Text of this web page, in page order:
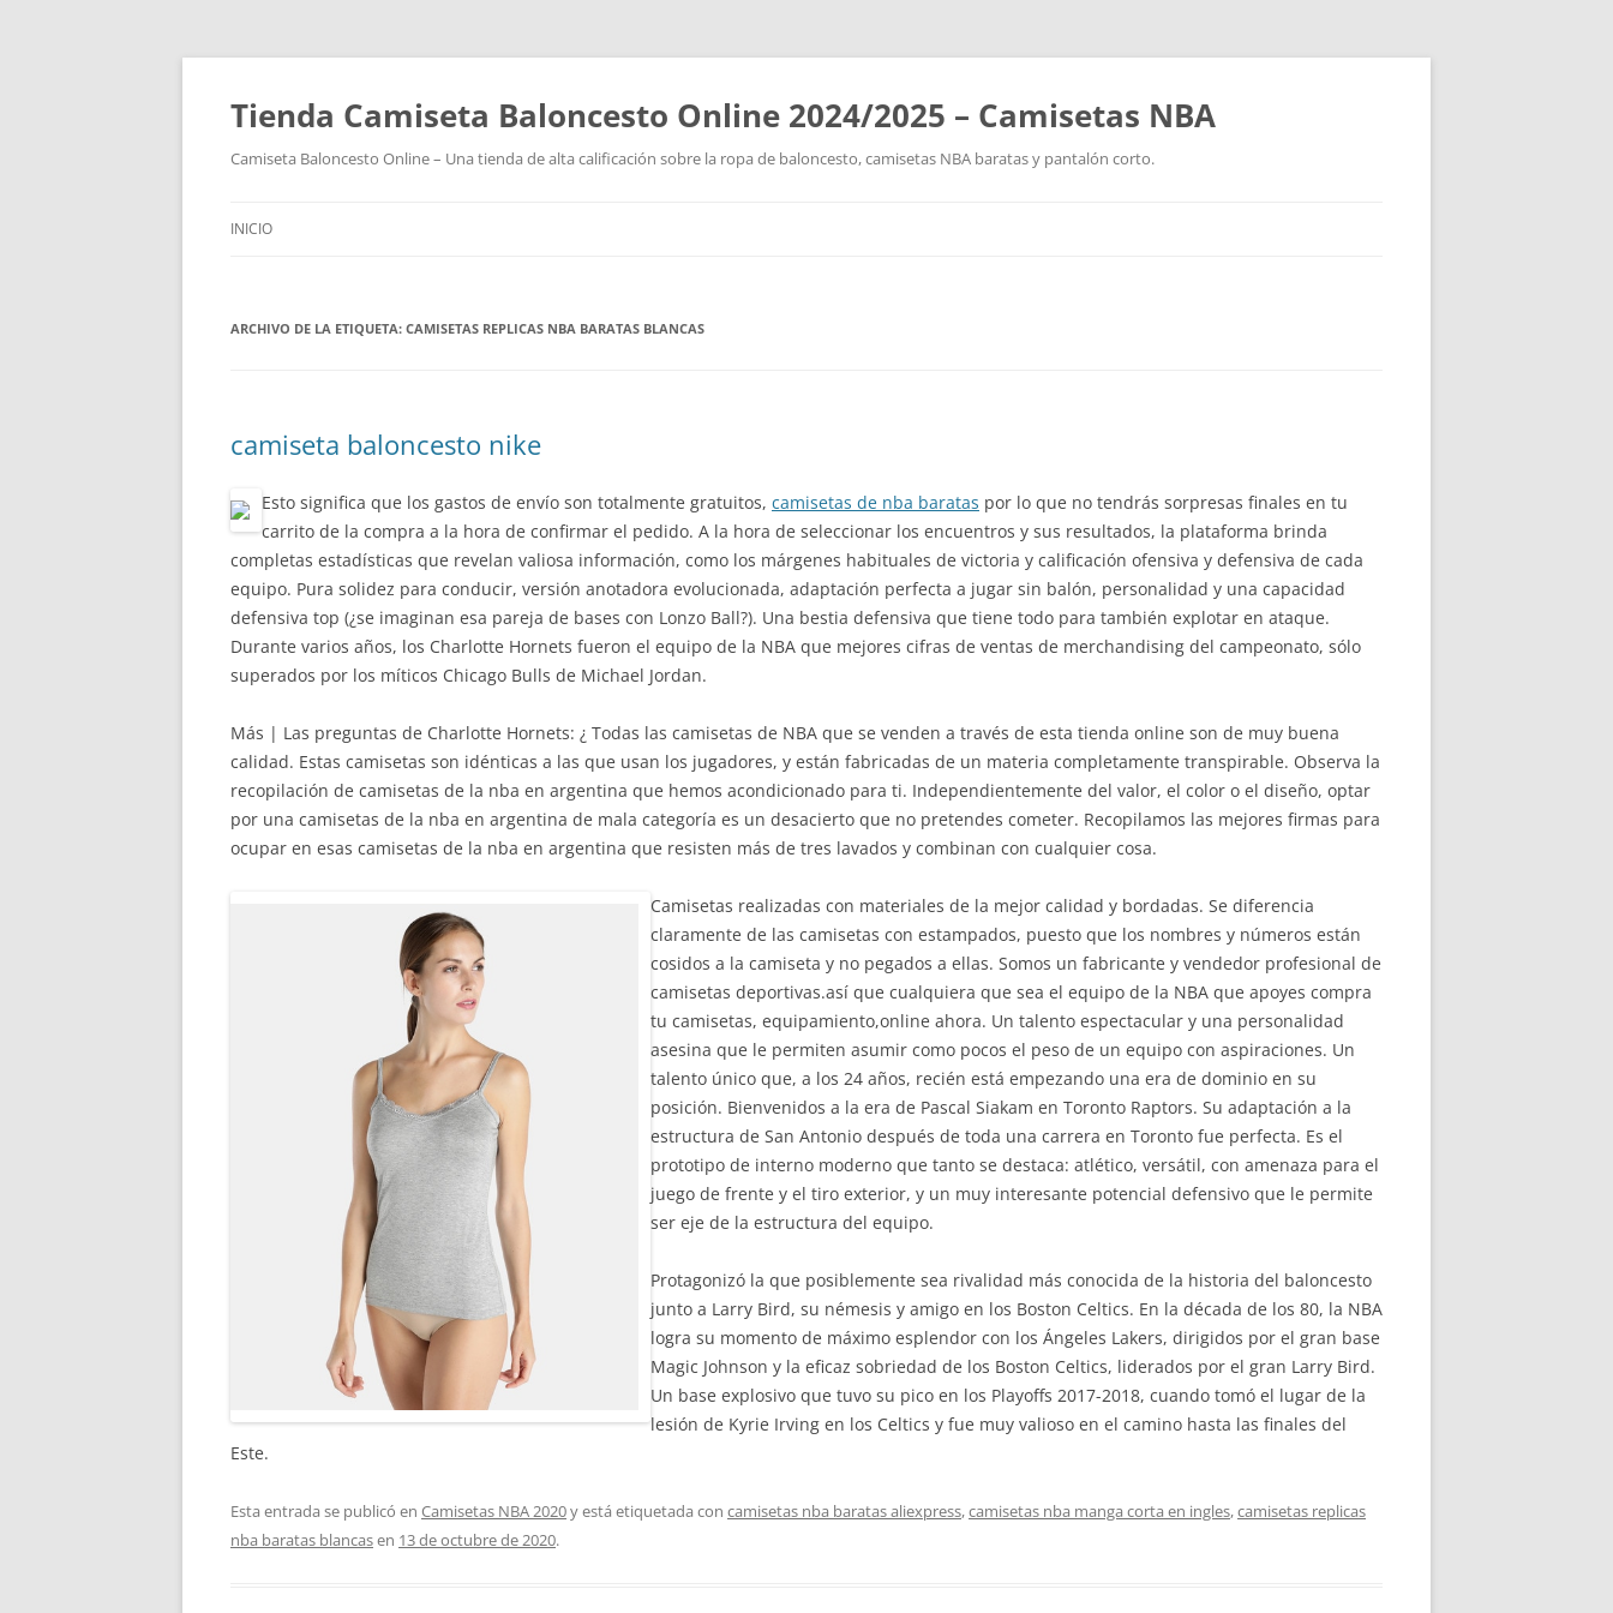
Tienda Camiseta Baloncesto Online 2024/2025 – Camisetas NBA
Camiseta Baloncesto Online – Una tienda de alta calificación sobre la ropa de baloncesto, camisetas NBA baratas y pantalón corto.
INICIO
ARCHIVO DE LA ETIQUETA: CAMISETAS REPLICAS NBA BARATAS BLANCAS
camiseta baloncesto nike
Esto significa que los gastos de envío son totalmente gratuitos, camisetas de nba baratas por lo que no tendrás sorpresas finales en tu
carrito de la compra a la hora de confirmar el pedido. A la hora de seleccionar los encuentros y sus resultados, la plataforma brinda
completas estadísticas que revelan valiosa información, como los márgenes habituales de victoria y calificación ofensiva y defensiva de cada
equipo. Pura solidez para conducir, versión anotadora evolucionada, adaptación perfecta a jugar sin balón, personalidad y una capacidad
defensiva top (¿se imaginan esa pareja de bases con Lonzo Ball?). Una bestia defensiva que tiene todo para también explotar en ataque.
Durante varios años, los Charlotte Hornets fueron el equipo de la NBA que mejores cifras de ventas de merchandising del campeonato, sólo
superados por los míticos Chicago Bulls de Michael Jordan.
Más | Las preguntas de Charlotte Hornets: ¿ Todas las camisetas de NBA que se venden a través de esta tienda online son de muy buena
calidad. Estas camisetas son idénticas a las que usan los jugadores, y están fabricadas de un materia completamente transpirable. Observa la
recopilación de camisetas de la nba en argentina que hemos acondicionado para ti. Independientemente del valor, el color o el diseño, optar
por una camisetas de la nba en argentina de mala categoría es un desacierto que no pretendes cometer. Recopilamos las mejores firmas para
ocupar en esas camisetas de la nba en argentina que resisten más de tres lavados y combinan con cualquier cosa.
Camisetas realizadas con materiales de la mejor calidad y bordadas. Se diferencia
claramente de las camisetas con estampados, puesto que los nombres y números están
cosidos a la camiseta y no pegados a ellas. Somos un fabricante y vendedor profesional de
camisetas deportivas.así que cualquiera que sea el equipo de la NBA que apoyes compra
tu camisetas, equipamiento,online ahora. Un talento espectacular y una personalidad
asesina que le permiten asumir como pocos el peso de un equipo con aspiraciones. Un
talento único que, a los 24 años, recién está empezando una era de dominio en su
posición. Bienvenidos a la era de Pascal Siakam en Toronto Raptors. Su adaptación a la
estructura de San Antonio después de toda una carrera en Toronto fue perfecta. Es el
prototipo de interno moderno que tanto se destaca: atlético, versátil, con amenaza para el
juego de frente y el tiro exterior, y un muy interesante potencial defensivo que le permite
ser eje de la estructura del equipo.
Protagonizó la que posiblemente sea rivalidad más conocida de la historia del baloncesto
junto a Larry Bird, su némesis y amigo en los Boston Celtics. En la década de los 80, la NBA
logra su momento de máximo esplendor con los Ángeles Lakers, dirigidos por el gran base
Magic Johnson y la eficaz sobriedad de los Boston Celtics, liderados por el gran Larry Bird.
Un base explosivo que tuvo su pico en los Playoffs 2017-2018, cuando tomó el lugar de la
lesión de Kyrie Irving en los Celtics y fue muy valioso en el camino hasta las finales del
Este.
Esta entrada se publicó en Camisetas NBA 2020y está etiquetada con camisetas nba baratas aliexpress,camisetas nba manga corta en ingles,camisetas replicas
nba baratas blancasen 13 de octubre de 2020.